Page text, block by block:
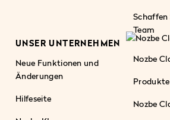
Schaffen
Team
UNSER UNTERNEHMEN
Neue Funktionen und
Änderungen
Hilfeseite
Nozbe
Nozbe